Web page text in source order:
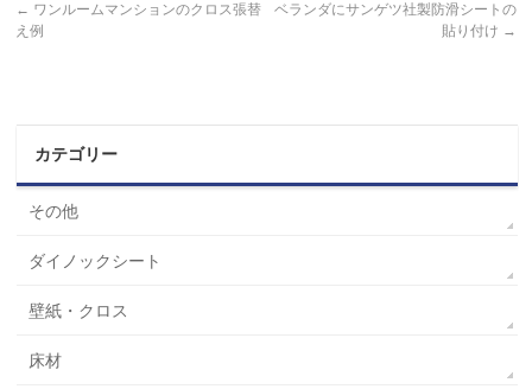
← ワンルームマンションのクロス張替
え例
ベランダにサンゲツ社製防滑シートの
貼り付け →
カテゴリー
その他
ダイノックシート
壁紙・クロス
床材